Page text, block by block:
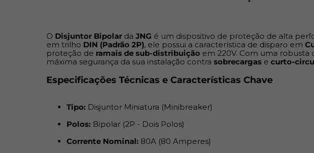
O Disjuntor Bipolar da JNG é um dispositivo de proteção de alta
em trilho DIN (Padrão 2P), ele possui a característica de disparo em
proteção de ramais de sub-distribuição em 220V. Com uma
máxima segurança da sua instalação contra sobrecargas e curto-
Especificações Técnicas e Características Chave
Tipo: Disjuntor Miniatura (Minibreaker)
Polos: Bipolar (2P - Dois Polos)
Corrente Nominal: 80A (80 Amperes)